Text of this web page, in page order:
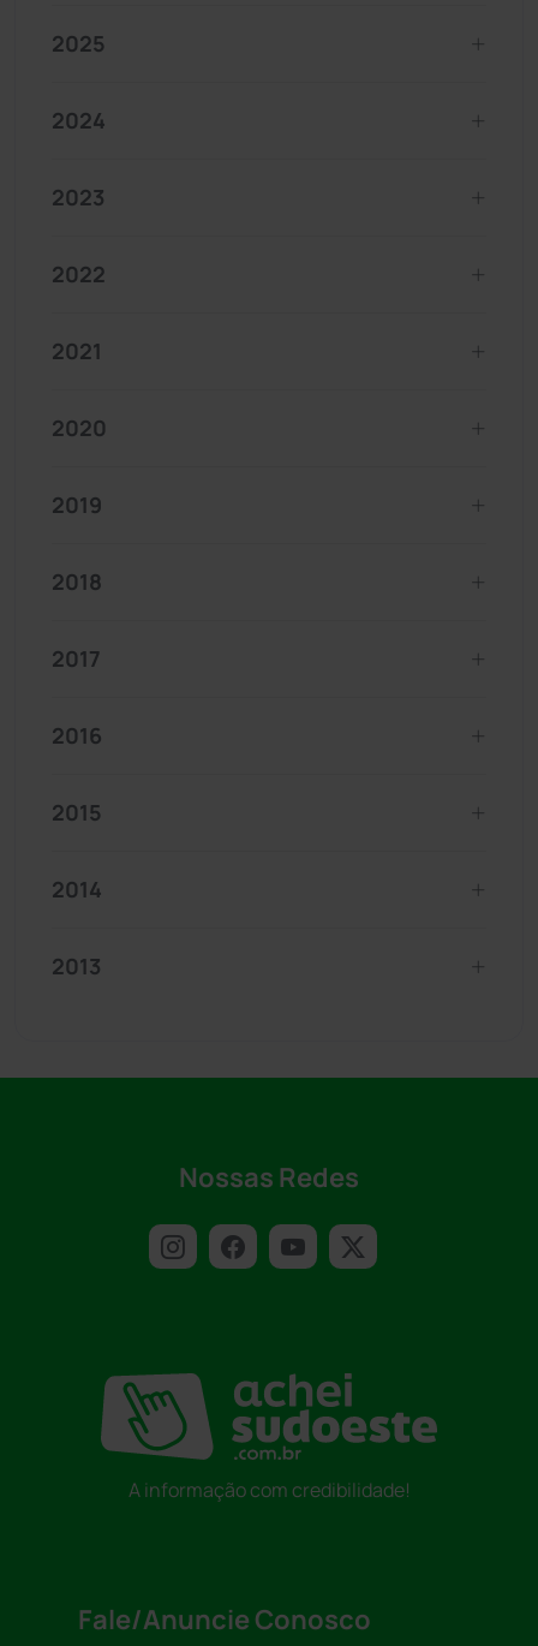
2025
2024
2023
2022
2021
2020
2019
2018
2017
2016
2015
2014
2013
Nossas Redes
A informação com credibilidade!
Fale/Anuncie Conosco